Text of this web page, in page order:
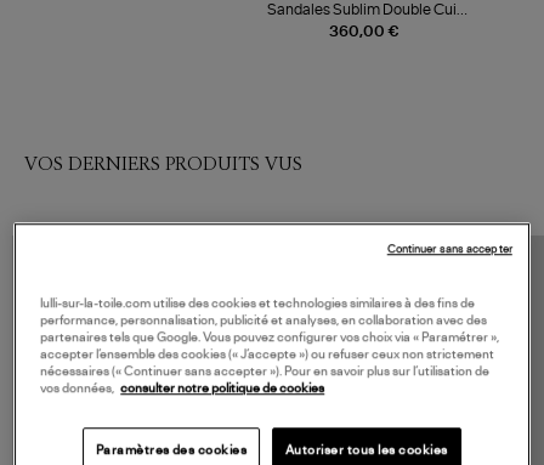
360,00 €
Sandales Sublim Double Cuir
Texturé Argenté
VOS DERNIERS PRODUITS VUS
lulli-sur-la-toile.com utilise des cookies et technologies similaires à des fins de
performance, personnalisation, publicité et analyses, en collaboration avec des
partenaires tels que Google. Vous pouvez configurer vos choix via « Paramétrer »,
accepter l’ensemble des cookies (« J’accepte ») ou refuser ceux non strictement
nécessaires (« Continuer sans accepter »). Pour en savoir plus sur l’utilisation de
vos données, consulter notre politique de cookies
Paramètres des cookies Autoriser tous les cookies
Continuer sans accepter